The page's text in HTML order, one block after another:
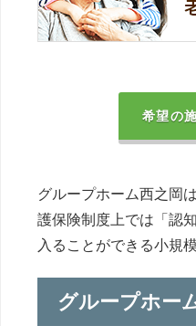
希望の
グループホーム西之岡
護保険制度上では「認
入ることができる小規
グループホー